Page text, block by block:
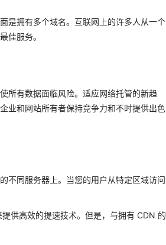
是拥有多个域名。互联网上的许多人从一个
佳服务。
所有数据面临风险。适应网络托管的新趋
业和网站所有者保持竞争力和不时提供出色
不同服务器上。当您的用户从特定区域访问
供高效的提速技术。但是，与拥有 CDN 的